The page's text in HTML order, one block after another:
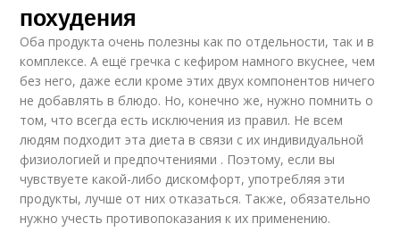
похудения
Оба продукта очень полезны как по отдельности, так и в
комплексе. А ещё гречка с кефиром намного вкуснее, чем
без него, даже если кроме этих двух компонентов ничего
не добавлять в блюдо. Но, конечно же, нужно помнить о
том, что всегда есть исключения из правил. Не всем
людям подходит эта диета в связи с их индивидуальной
физиологией и предпочтениями . Поэтому, если вы
чувствуете какой-либо дискомфорт, употребляя эти
продукты, лучше от них отказаться. Также, обязательно
нужно учесть противопоказания к их применению.